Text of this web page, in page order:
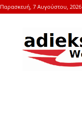
Παρασκευή, 7 Αυγούστου, 2026